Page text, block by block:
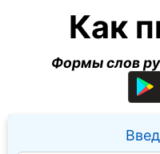
Как
Формы слов